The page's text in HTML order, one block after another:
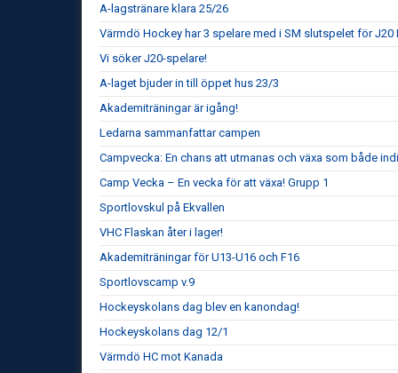
A-lagstränare klara 25/26
Värmdö Hockey har 3 spelare med i SM slutspelet för J20
Vi söker J20-spelare!
A-laget bjuder in till öppet hus 23/3
Akademiträningar är igång!
Ledarna sammanfattar campen
Campvecka: En chans att utmanas och växa som både
Camp Vecka – En vecka för att växa! Grupp 1
Sportlovskul på Ekvallen
VHC Flaskan åter i lager!
Akademiträningar för U13-U16 och F16
Sportlovscamp v.9
Hockeyskolans dag blev en kanondag!
Hockeyskolans dag 12/1
Värmdö HC mot Kanada